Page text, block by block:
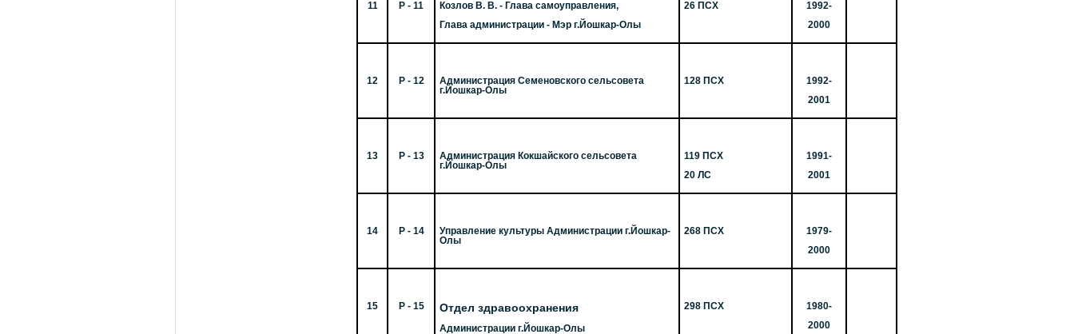
11 Р - 11
Козлов В. В. - Глава самоуправления,
Глава администрации - Мэр г.Йошкар-Олы
26 ПСХ
1992-
2000
12 Р - 12
Администрация Семеновского сельсовета
г.Йошкар-Олы
128 ПСХ
1992-
2001
13 Р - 13
Администрация Кокшайского сельсовета
г.Йошкар-Олы
119 ПСХ
20 ЛС
1991-
2001
14 Р - 14
Управление культуры Администрации г.Йошкар-
Олы
268 ПСХ
1979-
2000
15 Р - 15 Отдел здравоохранения
Администрации г.Йошкар-Олы
298 ПСХ
1980-
2000